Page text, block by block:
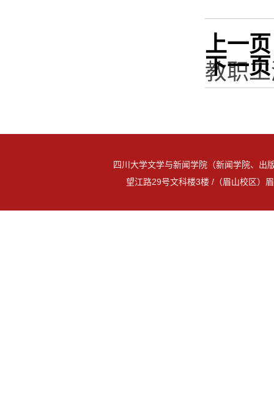
上一
教职
下一
四川大学文学与新闻学院（新闻学院、
望江路29号文科楼3楼 /（眉山校区